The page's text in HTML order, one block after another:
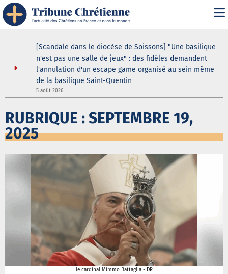
[Scandale dans le diocèse de Soissons] "Une basilique
n'est pas une salle de jeux" : des fidèles demandent
l'annulation d'un escape game organisé au sein même
de la basilique Saint-Quentin
5 août 2026
RUBRIQUE : SEPTEMBRE 19,
2025
le cardinal Mimmo Battaglia - DR